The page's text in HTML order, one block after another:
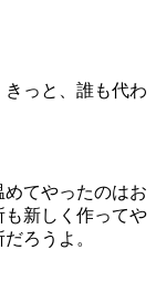
っと、誰も代わ
てやったのはお
も新しく作ってや
ろうよ。